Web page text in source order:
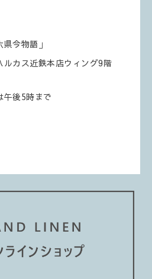
今物語」
カス近鉄本店ウィング9階
後5時まで